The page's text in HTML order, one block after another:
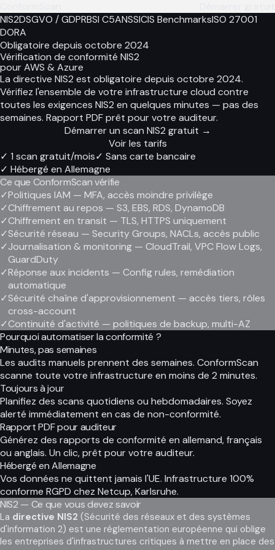
NIS2DSGVO / GDPRBSI C5ANSSICIS BenchmarksISO 27001
DORA
Obligatoire depuis octobre 2024
Vérification de conformité NIS2
pour AWS & Azure
La directive NIS2 est obligatoire depuis octobre 2024.
Vérifiez l'ensemble de votre infrastructure cloud contre
toutes les exigences NIS2 en quelques minutes — pas des
semaines. Rapport PDF prêt pour votre auditeur.
Démarrer un scan NIS2 gratuit →
Voir les tarifs
✓ 1 scan gratuit/mois✓ Sans carte bancaire
✓ Hébergé en Allemagne
Ce que ConformScan vérifie
✓Politiques IAM — MFA, accès moindre privilège
✓Chiffrement au repos — S3, EBS, RDS, DynamoDB
✓Chiffrement en transit — TLS, HTTPS uniquement
✓Sécurité réseau — Security Groups, NACLs, accès public
✓Journalisation & monitoring — CloudTrail, VPC Flow Logs,
GuardDuty
✓Réponse aux incidents — Config rules, remédiation
automatique
✓Sécurité chaîne d'approvisionnement — accès tiers, rôles
cross-account
✓Continuité d'activité — politiques de backup, multi-AZ
Pourquoi automatiser la conformité ?
Minutes, pas semaines
Les audits manuels prennent des semaines. ConformScan
scanne toute votre infrastructure en moins de 2 minutes.
Toujours à jour
Planifiez des scans quotidiens ou hebdomadaires. Soyez
alerté immédiatement en cas de non-conformité.
Rapport PDF pour auditeur
Générez des rapports de conformité en allemand, français
ou anglais. Un clic, prêt pour votre auditeur.
Hébergé en Allemagne
Vos données ne quittent jamais l'UE. Infrastructure 100%
conforme RGPD chez Netcup, Karlsruhe.
NIS2 — Ce que vous devez savoir
La directive NIS2 (Sécurité des réseaux et des systèmes
d'information 2) est une réglementation européenne qui oblige
les entreprises d'infrastructures critiques à mettre en place des